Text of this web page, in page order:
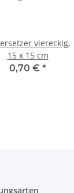
viereckig,
15 x 15 cm
0,70 € *